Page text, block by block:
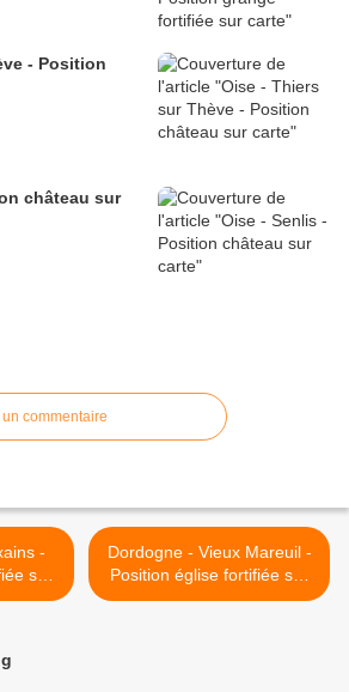
- Position
château sur
commentaire
sur
Dordogne - Vieux Mareuil -
Position église fortifiée sur
carte >